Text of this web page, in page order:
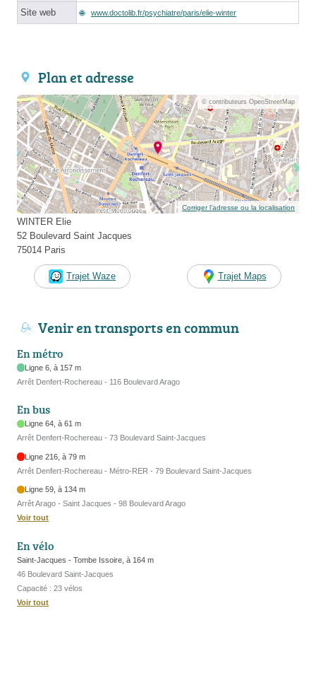
Site web www.doctolib.fr/psychiatre/paris/elie-winter
Plan et adresse
© contributeurs OpenStreetMap
Corriger l’adresse ou la localisation
WINTER Elie
52 Boulevard Saint Jacques
75014 Paris
Trajet Waze Trajet Maps
Venir en transports en commun
En métro
Ligne 6, à 157 m
Arrêt Denfert-Rochereau - 116 Boulevard Arago
En bus
Ligne 64, à 61 m
Arrêt Denfert-Rochereau - 73 Boulevard Saint-Jacques
Ligne 216, à 79 m
Arrêt Denfert-Rochereau - Métro-RER - 79 Boulevard Saint-Jacques
Ligne 59, à 134 m
Arrêt Arago - Saint Jacques - 98 Boulevard Arago
Voir tout
En vélo
Saint-Jacques - Tombe Issoire, à 164 m
46 Boulevard Saint-Jacques
Capacité : 23 vélos
Voir tout